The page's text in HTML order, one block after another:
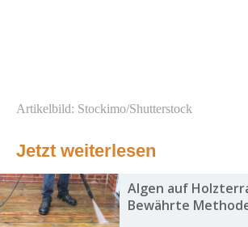
Artikelbild: Stockimo/Shutterstock
Jetzt weiterlesen
Algen auf
Bewährte